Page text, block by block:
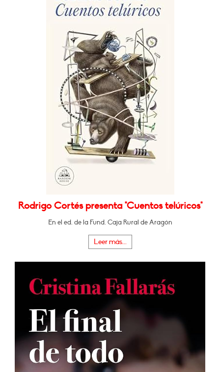
Rodrigo Cortés presenta "Cuentos telúricos"
En el ed. de la Fund. Caja Rural de Aragón
Leer más...